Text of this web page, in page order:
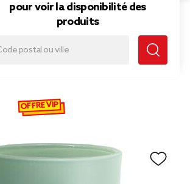
pour voir la disponibilité des
produits
imprimée
40H
de 5,99 € à 2,99 €
OFFRE VIP